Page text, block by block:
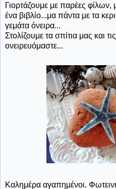
Γιορτάζουμε με παρέες φίλων,
ένα βιβλίο...μα πάντα με τα
γεμάτα όνειρα...
Στολίζουμε τα σπίτια μας και
ονειρευόμαστε...
Καλημέρα αγαπημένοι.